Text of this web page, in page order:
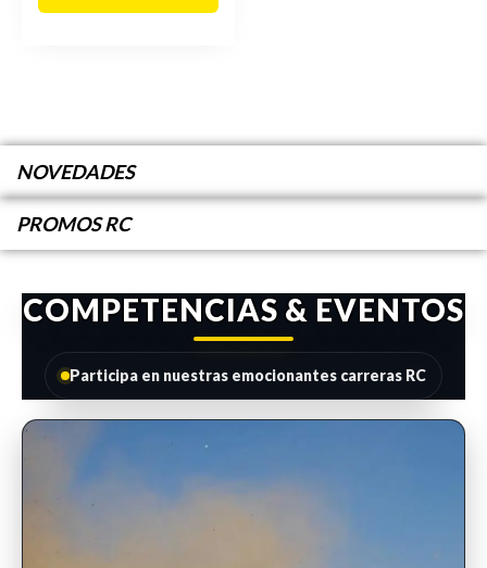
NOVEDADES
PROMOS RC
COMPETENCIAS & EVENTOS
Participa en nuestras emocionantes carreras RC
INSCRIPCIONES ABIERTAS